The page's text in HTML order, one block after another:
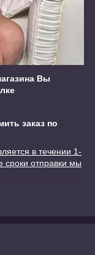
Вы
заказ по
в течении 1-
сроки отправки мы